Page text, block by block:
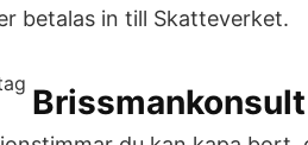
betalas in till Skatteverket.
Brissmankonsult